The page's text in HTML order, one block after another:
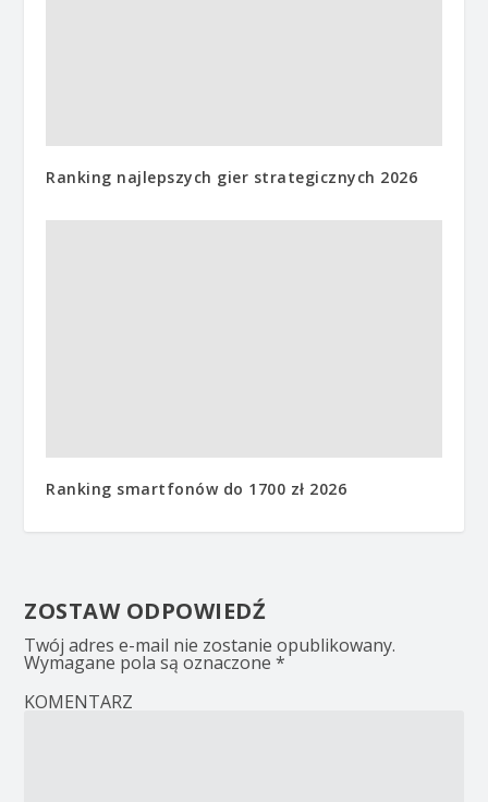
Ranking najlepszych gier strategicznych 2026
Ranking smartfonów do 1700 zł 2026
ZOSTAW ODPOWIEDŹ
Twój adres e-mail nie zostanie opublikowany.
Wymagane pola są oznaczone*
KOMENTARZ